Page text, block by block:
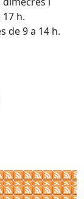
h.
de 9 a 14 h.